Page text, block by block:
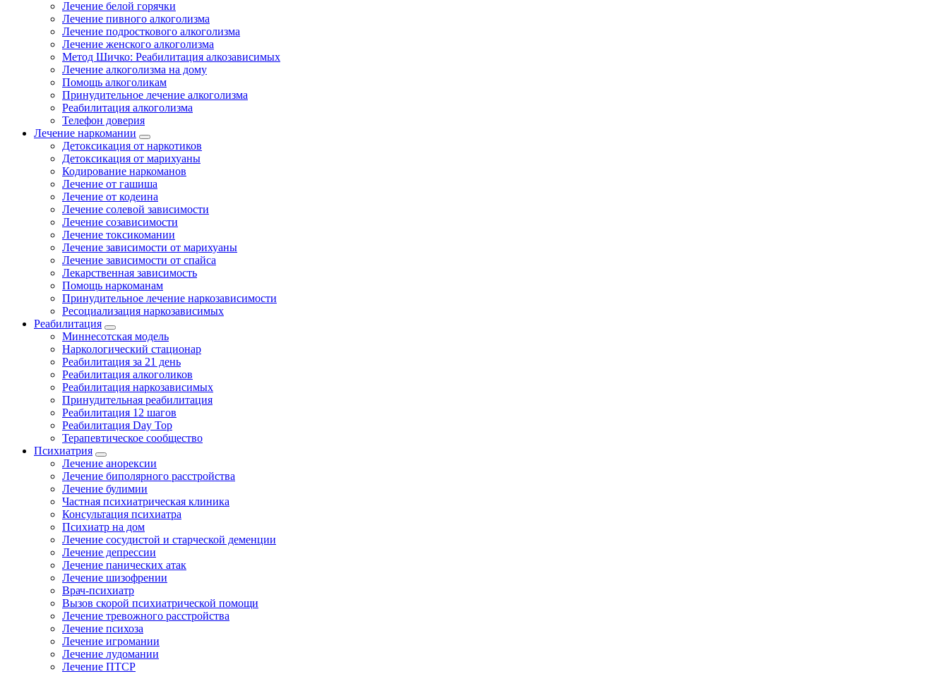
Лечение белой горячки
Лечение пивного алкоголизма
Лечение подросткового алкоголизма
Лечение женского алкоголизма
Метод Шичко: Реабилитация алкозависимых
Лечение алкоголизма на дому
Помощь алкоголикам
Принудительное лечение алкоголизма
Реабилитация алкоголизма
Телефон доверия
Лечение наркомании
Детоксикация от наркотиков
Детоксикация от марихуаны
Кодирование наркоманов
Лечение от гашиша
Лечение от кодеина
Лечение солевой зависимости
Лечение созависимости
Лечение токсикомании
Лечение зависимости от марихуаны
Лечение зависимости от спайса
Лекарственная зависимость
Помощь наркоманам
Принудительное лечение наркозависимости
Ресоциализация наркозависимых
Реабилитация
Миннесотская модель
Наркологический стационар
Реабилитация за 21 день
Реабилитация алкоголиков
Реабилитация наркозависимых
Принудительная реабилитация
Реабилитация 12 шагов
Реабилитация Day Top
Терапевтическое сообщество
Психиатрия
Лечение анорексии
Лечение биполярного расстройства
Лечение булимии
Частная психиатрическая клиника
Консультация психиатра
Психиатр на дом
Лечение сосудистой и старческой деменции
Лечение депрессии
Лечение панических атак
Лечение шизофрении
Врач-психиатр
Вызов скорой психиатрической помощи
Лечение тревожного расстройства
Лечение психоза
Лечение игромании
Лечение лудомании
Лечение ПТСР